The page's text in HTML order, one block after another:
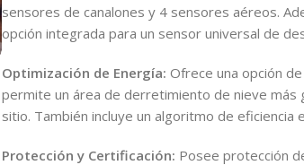
sensores de canalones y 4 sensores aéreos.
opción integrada para un sensor universal de
Optimización de Energía: Ofrece una opción
permite un área de derretimiento de nieve más
sitio. También incluye un algoritmo de eficiencia
Protección y Certificación: Posee protección